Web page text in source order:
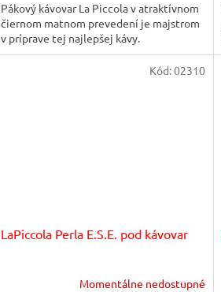
Pákový kávovar La Piccola v atraktívnom
čiernom matnom prevedení je majstrom
v príprave tej najlepšej kávy.
LaPiccola Perla E.S.E. pod kávovar
Momentálne nedostupné
Kód:02310